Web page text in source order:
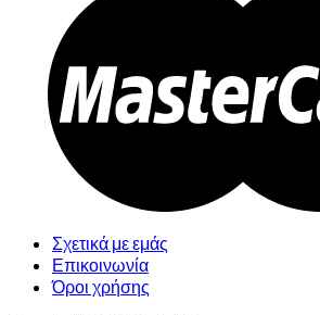
Σχετικά με εμάς
Επικοινωνία
Όροι χρήσης